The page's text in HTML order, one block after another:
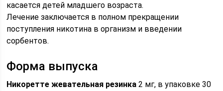
касается детей младшего возраста.
Лечение заключается в полном прекращении
поступления никотина в организм и введении
сорбентов.
Форма выпуска
Никоретте жевательная резинка 2 мг, в упаковке 30